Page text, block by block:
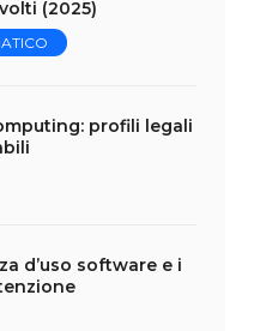
(2025)
profili legali
d’uso software e i